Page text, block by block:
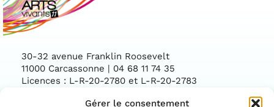
Gérer le consentement
30-32 avenue Franklin Roosevelt
11000 Carcassonne | 04 68 11 74 35
Licences : L-R-20-2780 et L-R-20-2783